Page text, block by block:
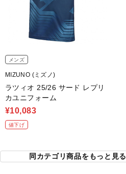
メンズ
MIZUNO (ミズノ)
ラツィオ 25/26 サード レプリ
カユニフォーム
¥10,083
値下げ
同カテゴリ商品をもっと見る